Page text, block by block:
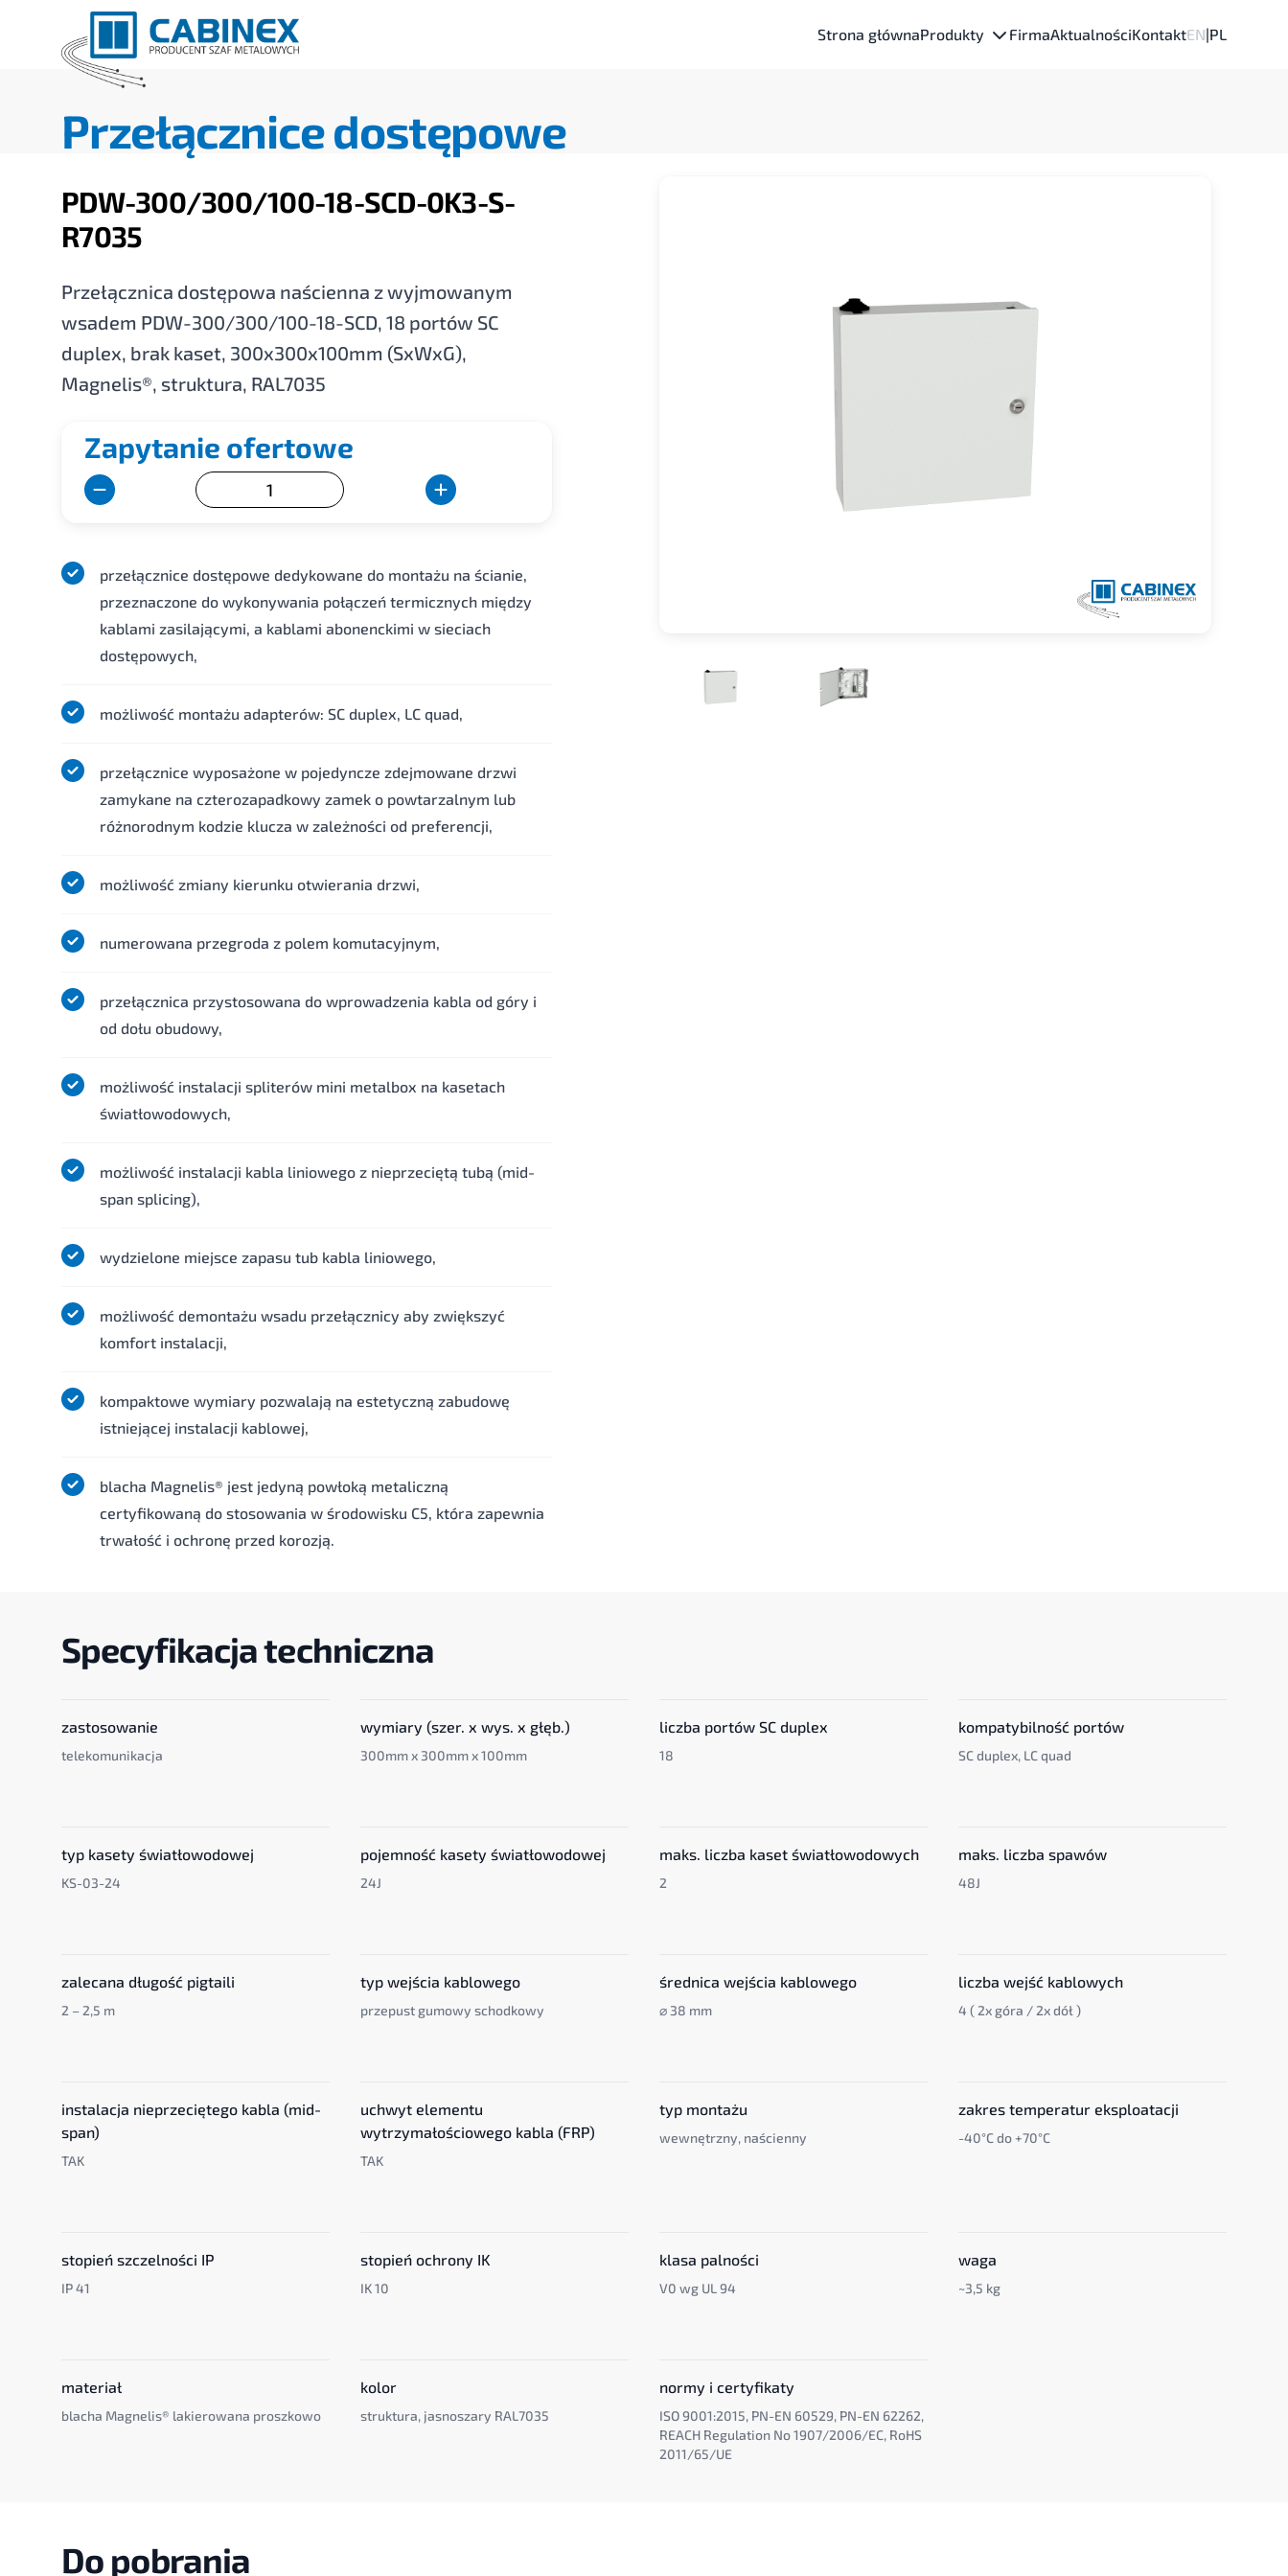
Strona głównaProdukty FirmaAktualnościKontaktEN|PL
Przełącznice dostępowe
PDW-300/300/100-18-SCD-0K3-S-
R7035
Przełącznica dostępowa naścienna z wyjmowanym
wsadem PDW-300/300/100-18-SCD, 18 portów SC
duplex, brak kaset, 300x300x100mm (SxWxG),
Magnelis®, struktura, RAL7035
Zapytanie ofertowe
przełącznice dostępowe dedykowane do montażu na ścianie,
przeznaczone do wykonywania połączeń termicznych między
kablami zasilającymi, a kablami abonenckimi w sieciach
dostępowych,
możliwość montażu adapterów: SC duplex, LC quad,
przełącznice wyposażone w pojedyncze zdejmowane drzwi
zamykane na czterozapadkowy zamek o powtarzalnym lub
różnorodnym kodzie klucza w zależności od preferencji,
możliwość zmiany kierunku otwierania drzwi,
numerowana przegroda z polem komutacyjnym,
przełącznica przystosowana do wprowadzenia kabla od góry i
od dołu obudowy,
możliwość instalacji spliterów mini metalbox na kasetach
światłowodowych,
możliwość instalacji kabla liniowego z nieprzeciętą tubą (mid-
span splicing),
wydzielone miejsce zapasu tub kabla liniowego,
możliwość demontażu wsadu przełącznicy aby zwiększyć
komfort instalacji,
kompaktowe wymiary pozwalają na estetyczną zabudowę
istniejącej instalacji kablowej,
blacha Magnelis® jest jedyną powłoką metaliczną
certyfikowaną do stosowania w środowisku C5, która zapewnia
trwałość i ochronę przed korozją.
Specyfikacja techniczna
zastosowanie
telekomunikacja
wymiary (szer. x wys. x głęb.)
300mm x 300mm x 100mm
liczba portów SC duplex
18
kompatybilność portów
SC duplex, LC quad
typ kasety światłowodowej
KS-03-24
pojemność kasety światłowodowej
24J
maks. liczba kaset światłowodowych
2
maks. liczba spawów
48J
zalecana długość pigtaili
2 – 2,5 m
typ wejścia kablowego
przepust gumowy schodkowy
średnica wejścia kablowego
⌀ 38 mm
liczba wejść kablowych
4 ( 2x góra / 2x dół )
instalacja nieprzeciętego kabla (mid-
span)
TAK
uchwyt elementu
wytrzymałościowego kabla (FRP)
TAK
typ montażu
wewnętrzny, naścienny
zakres temperatur eksploatacji
-40°C do +70°C
stopień szczelności IP
IP 41
stopień ochrony IK
IK 10
klasa palności
V0 wg UL 94
waga
~3,5 kg
materiał
blacha Magnelis® lakierowana proszkowo
kolor
struktura, jasnoszary RAL7035
normy i certyfikaty
ISO 9001:2015, PN-EN 60529, PN-EN 62262,
REACH Regulation No 1907/2006/EC, RoHS
2011/65/UE
Do pobrania